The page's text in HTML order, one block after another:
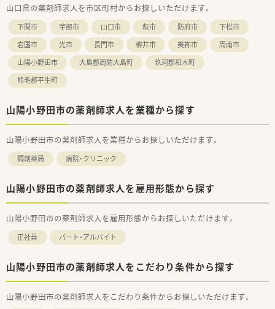
す。
■社長自身も現役の薬剤師として現場に立っており、従業員の働
きやすさや意見を尊重する風通しの良い企業文化が根付いてい
ます。
■勤続30年以上のスタッフが在籍するなど定着率が非常に高
く、腰を据えて長く働き続けたい方にとって最適な就業環境と言
えます。
■常勤薬剤師は30代の女性2名で構成されており、明るく活気の
■50代のベテランパートスタッフも在籍しており、世代を超え
てサポートし合える環境があるため、中途入社の方も馴染みやす
いです。
専門業務に専念できるよう、店舗全体で連携を密に取っていま
す。
山口県の薬剤師求人を市区町村からお探しいただけます。
下関市 宇部市 山口市 萩市 防府市
下松市
岩国市
光市 長門市 柳井市 美祢市
周南市
山陽小野田市
大島郡周防大島町
玖珂郡和木町
熊毛郡平生町
山陽小野田市の薬剤師求人を業種から探す
山陽小野田市の薬剤師求人を業種からお探しいただけます。
調剤薬局 病院・クリニック
山陽小野田市の薬剤師求人を雇用形態から探す
山陽小野田市の薬剤師求人を雇用形態からお探しいただけます。
正社員 パート・アルバイト
山陽小野田市の薬剤師求人をこだわり条件から探す
山陽小野田市の薬剤師求人をこだわり条件からお探しいただけます。